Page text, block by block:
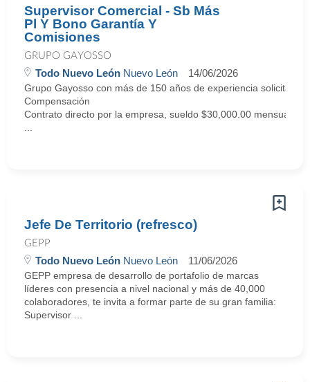
Supervisor Comercial - Sb Más
Pl Y Bono Garantía Y
Comisiones
GRUPO GAYOSSO
Todo Nuevo León Nuevo León 14/06/2026
Grupo Gayosso con más de 150 años de experiencia solicita
Compensación
Contrato directo por la empresa, sueldo $30,000.00 mensuales
Jefe De Territorio (refresco)
GEPP
Todo Nuevo León Nuevo León 11/06/2026
GEPP empresa de desarrollo de portafolio de marcas
líderes con presencia a nivel nacional y más de 40,000
colaboradores, te invita a formar parte de su gran familia:
Supervisor ...